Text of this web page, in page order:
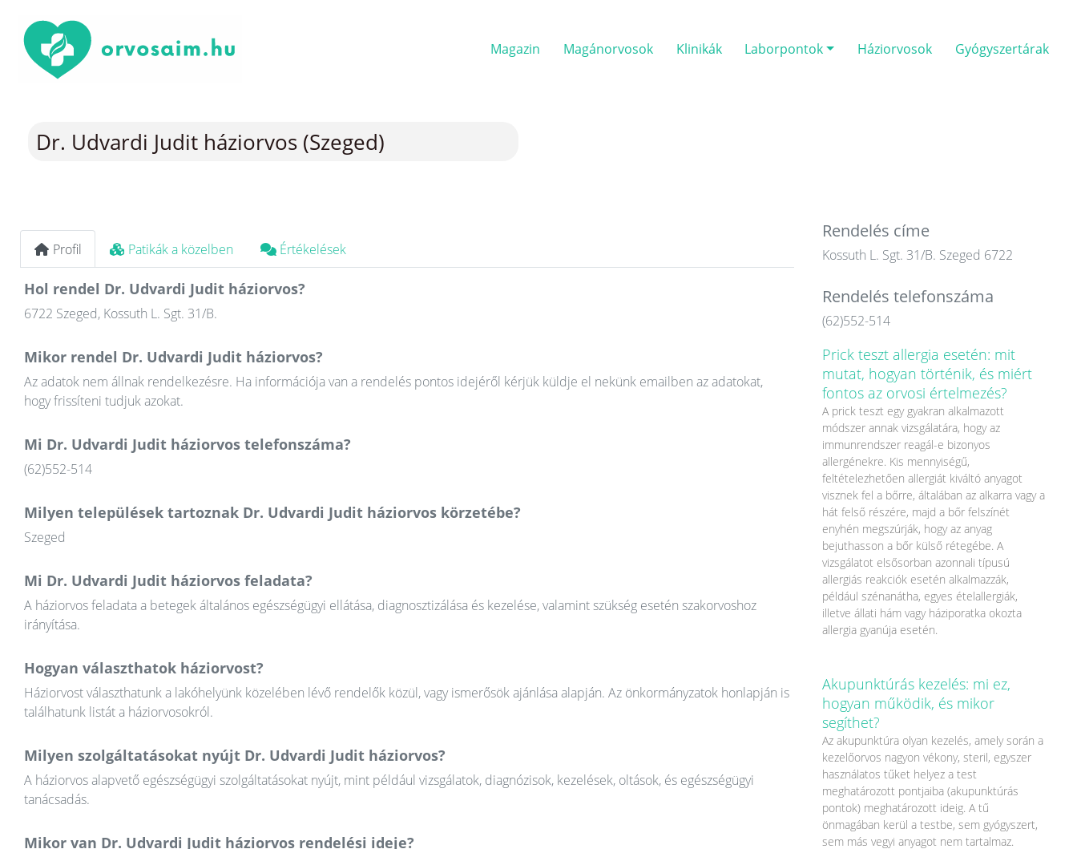
Magazin Magánorvosok Klinikák Laborpontok Háziorvosok Gyógyszertárak
Dr. Udvardi Judit háziorvos (Szeged)
Profil Patikák a közelben Értékelések
Hol rendel Dr. Udvardi Judit háziorvos?
6722 Szeged, Kossuth L. Sgt. 31/B.
Mikor rendel Dr. Udvardi Judit háziorvos?
Az adatok nem állnak rendelkezésre. Ha információja van a rendelés pontos idejéről kérjük küldje el nekünk emailben az adatokat,
hogy frissíteni tudjuk azokat.
Mi Dr. Udvardi Judit háziorvos telefonszáma?
(62)552-514
Milyen települések tartoznak Dr. Udvardi Judit háziorvos körzetébe?
Szeged
Mi Dr. Udvardi Judit háziorvos feladata?
A háziorvos feladata a betegek általános egészségügyi ellátása, diagnosztizálása és kezelése, valamint szükség esetén szakorvoshoz
irányítása.
Hogyan választhatok háziorvost?
Háziorvost választhatunk a lakóhelyünk közelében lévő rendelők közül, vagy ismerősök ajánlása alapján. Az önkormányzatok honlapján is
találhatunk listát a háziorvosokról.
Milyen szolgáltatásokat nyújt Dr. Udvardi Judit háziorvos?
A háziorvos alapvető egészségügyi szolgáltatásokat nyújt, mint például vizsgálatok, diagnózisok, kezelések, oltások, és egészségügyi
tanácsadás.
Mikor van Dr. Udvardi Judit háziorvos rendelési ideje?
Rendelés címe
Kossuth L. Sgt. 31/B. Szeged 6722
Rendelés telefonszáma
(62)552-514
Prick teszt allergia esetén: mit
mutat, hogyan történik, és miért
fontos az orvosi értelmezés?
A prick teszt egy gyakran alkalmazott
módszer annak vizsgálatára, hogy az
immunrendszer reagál-e bizonyos
allergénekre. Kis mennyiségű,
feltételezhetően allergiát kiváltó anyagot
visznek fel a bőrre, általában az alkarra vagy a
hát felső részére, majd a bőr felszínét
enyhén megszúrják, hogy az anyag
bejuthasson a bőr külső rétegébe. A
vizsgálatot elsősorban azonnali típusú
allergiás reakciók esetén alkalmazzák,
például szénanátha, egyes ételallergiák,
illetve állati hám vagy háziporatka okozta
allergia gyanúja esetén.
Akupunktúrás kezelés: mi ez,
hogyan működik, és mikor
segíthet?
Az akupunktúra olyan kezelés, amely során a
kezelőorvos nagyon vékony, steril, egyszer
használatos tűket helyez a test
meghatározott pontjaiba (akupunktúrás
pontok) meghatározott ideig. A tű
önmagában kerül a testbe, sem gyógyszert,
sem más vegyi anyagot nem tartalmaz.